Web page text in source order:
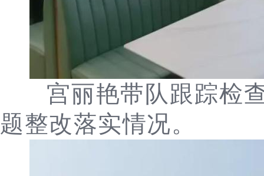
宫丽艳带队跟踪检
题整改落实情况。